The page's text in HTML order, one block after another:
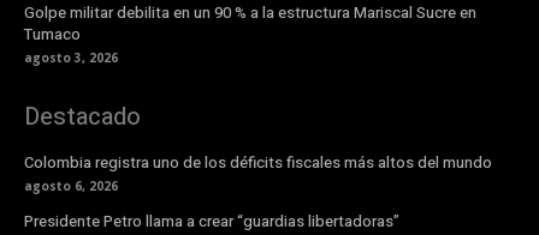
Golpe militar debilita en un 90 % a la estructura Mariscal Sucre en
Tumaco
agosto 3, 2026
Destacado
Colombia registra uno de los déficits fiscales más altos del mundo
agosto 6, 2026
Presidente Petro llama a crear “guardias libertadoras”